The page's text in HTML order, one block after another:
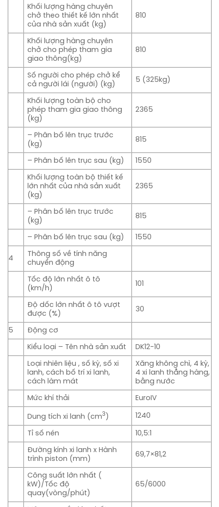
Khối lượng hàng chuyên
chở theo thiết kế lớn nhất
của nhà sản xuất (kg)
810
Khối lượng hàng chuyên
chở cho phép tham gia
giao thông(kg)
810
Số người cho phép chở kể
cả người lái (người) (kg)
5 (325kg)
Khối lượng toàn bộ cho
phép tham gia giao thông
(kg)
2365
– Phân bố lên trục trước
(kg)
815
– Phân bố lên trục sau (kg) 1550
Khối lượng toàn bộ thiết kế
lớn nhất của nhà sản xuất
(kg)
2365
– Phân bố lên trục trước
(kg)
815
– Phân bố lên trục sau (kg) 1550
4
Thông số về tính năng
chuyển động
Tốc độ lớn nhất ô tô
(km/h)
101
Độ dốc lớn nhất ô tô vượt
được (%)
30
5 Động cơ
Kiểu loại – Tên nhà sản xuất DK12-10
Loại nhiên liệu , số kỳ, số xi
lanh, cách bố trí xi lanh,
cách làm mát
Xăng không chì, 4 kỳ,
4 xi lanh thẳng hàng,
bằng n­ước
Mức khí thải EuroIV
Dung tích xi lanh (cm3) 1240
Tỉ số nén 10,5:1
Đường kính xi lanh x Hành
trình piston (mm)
69,7×81,2
Công suất lớn nhất (
kW)/Tốc độ
quay(vòng/phút)
65/6000